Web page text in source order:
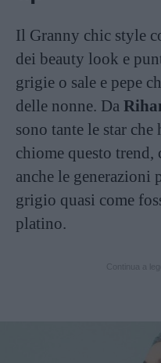
Il Granny chic style
dei beauty look e
grigie o sale e pepe
delle nonne. Da
sono tante le star
chiome questo trend,
anche le generazioni
grigio quasi come
platino.